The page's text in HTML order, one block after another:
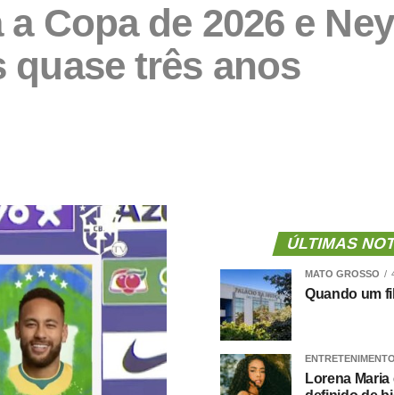
Copa de 2026 e
quase três anos
ÚLTIMAS
MATO GROSSO
Quando um
ENTRETENIMENTO
Lorena